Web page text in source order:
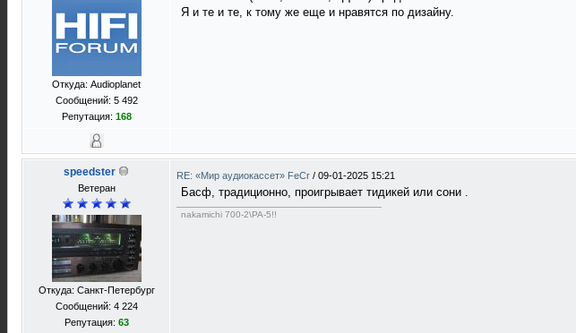
Откуда: Audioplanet
Сообщений: 5 492
Репутация: 168
Я и те и те, к тому же еще и нравятся по дизайну.
speedster
Ветеран
Откуда: Санкт-Петербург
Сообщений: 4 224
Репутация: 63
RE: «Мир аудиокассет» FeCr / 09-01-2025 15:21
Басф, традиционно, проигрывает тидикей или сони .
nakamichi 700-2\PA-5!!